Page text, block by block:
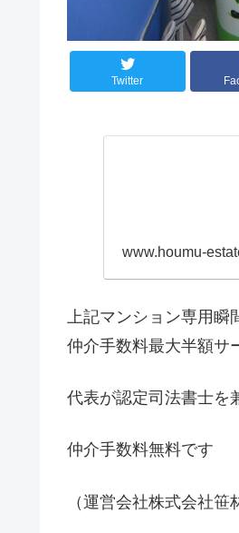
Twitter
www.houmu-
上記マンション専用
仲介手数料最大半額サ
代表が認定司法書士を
仲介手数料無料です
（運営会社株式会社